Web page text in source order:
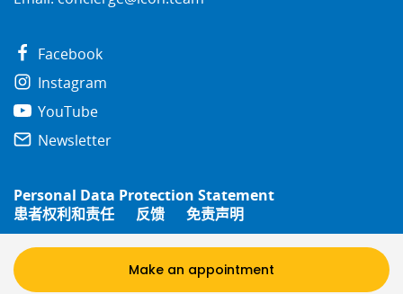
Facebook
Instagram
YouTube
Newsletter
Personal Data Protection Statement
患者权利和责任
反馈
免责声明
© 2026Icon Group
Make an appointment